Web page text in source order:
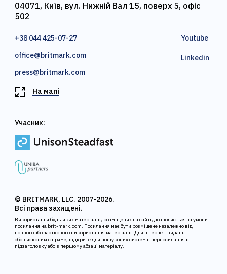
04071, Київ, вул. Нижній Вал 15, поверх 5, офіс
502
+38 044 425-07-27
office@britmark.com
press@britmark.com
Youtube
Linkedin
На мапі
© BRITMARK, LLC. 2007-2026.
Всі права захищені.
Використання будь-яких матеріалів, розміщених на сайті, дозволяється за умови
посилання на brit-mark.com. Посилання має бути розміщене незалежно від
повного або часткового використання матеріалів. Для інтернет-видань
обов'язковим є пряме, відкрите для пошукових систем гіперпосилання в
підзаголовку або в першому абзаці матеріалу.
Учасник: